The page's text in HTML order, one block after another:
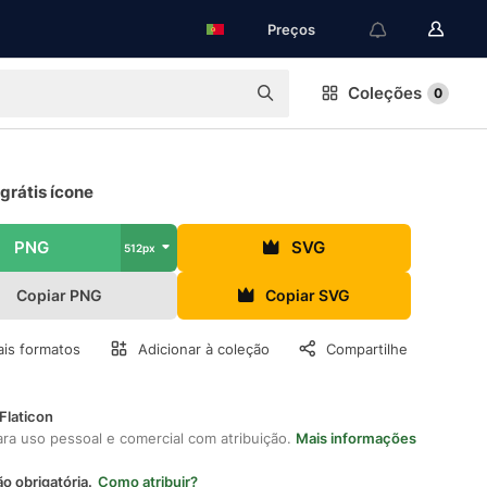
Preços
Coleções 0
ícone
PNG 512px SVG
Copiar PNG Copiar SVG
formatos Adicionar à coleção Compartilhe
uso pessoal e comercial com atribuição. Mais informações
obrigatória. Como atribuir?